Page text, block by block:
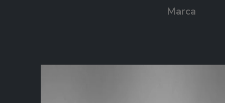
Marca